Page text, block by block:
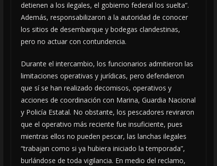
detienen a los ilegales, el gobierno federal los suelta”.
Además, responsabilizaron a la autoridad de conocer
los sitios de desembarque y bodegas clandestinas,
pero no actuar con contundencia.
Durante el intercambio, los funcionarios admitieron las
limitaciones operativas y jurídicas, pero defendieron
que sí se han realizado decomisos, operativos y
acciones de coordinación con Marina, Guardia Nacional
y Policía Estatal. No obstante, los pescadores reviraron
que el operativo más reciente fue insuficiente, pues
mientras ellos no pueden pescar, las lanchas ilegales
“trabajan como si ya hubiera iniciado la temporada”,
burlándose de toda vigilancia. En medio del reclamo,